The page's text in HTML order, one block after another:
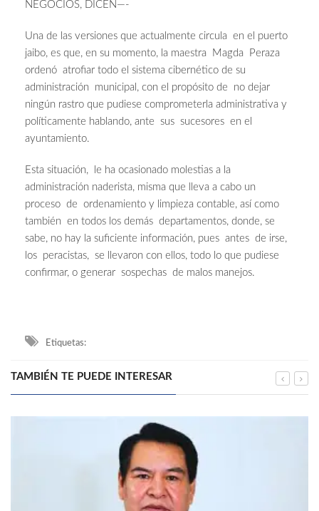
NEGOCIOS, DICEN—-
Una de las versiones que actualmente circula en el puerto
jaibo, es que, en su momento, la maestra Magda Peraza
ordenó atrofiar todo el sistema cibernético de su
administración municipal, con el propósito de no dejar
ningún rastro que pudiese comprometerla administrativa y
políticamente hablando, ante sus sucesores en el
ayuntamiento.
Esta situación, le ha ocasionado molestias a la
administración naderista, misma que lleva a cabo un
proceso de ordenamiento y limpieza contable, así como
también en todos los demás departamentos, donde, se
sabe, no hay la suficiente información, pues antes de irse,
los peracistas, se llevaron con ellos, todo lo que pudiese
confirmar, o generar sospechas de malos manejos.
Etiquetas:
TAMBIÉN TE PUEDE INTERESAR